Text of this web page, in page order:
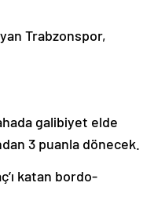
Trabzonspor,
galibiyet elde
3 puanla dönecek.
katan bordo-